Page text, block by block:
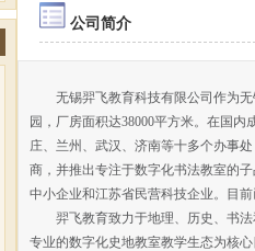
公司简介
无锡羿飞教育科技有限公司作为无
园，厂房面积达38000平方米。在国
庄、兰州、武汉、济南等十多个办事
商，并推出专注于数字化书法教室的
中小企业和江苏省民营科技企业。目
羿飞教育致力于地理、历史、书法
专业的数字化史地教室教学生态为核